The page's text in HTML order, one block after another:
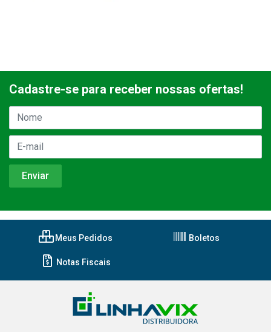
Cadastre-se para receber nossas ofertas!
Meus Pedidos Boletos
Notas Fiscais